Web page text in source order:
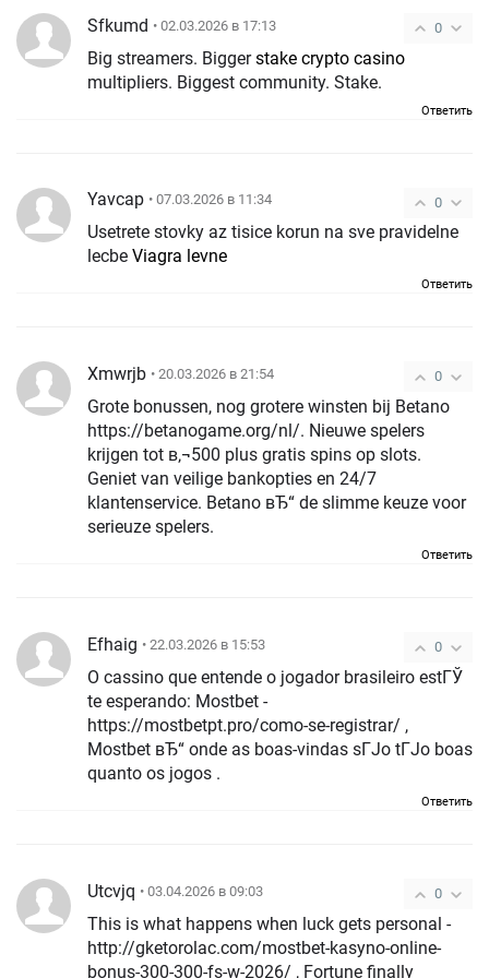
0
Sfkumd • 02.03.2026 в 17:13
Big streamers. Biggerstake crypto casino
multipliers. Biggest community. Stake.
Ответить
0
Yavcap • 07.03.2026 в 11:34
Usetrete stovky az tisice korun na sve pravidelne
lecbe Viagra levne
Ответить
0
Xmwrjb • 20.03.2026 в 21:54
Grote bonussen, nog grotere winsten bij Betano
https://betanogame.org/nl/. Nieuwe spelers
krijgen tot в‚¬500 plus gratis spins op slots.
Geniet van veilige bankopties en 24/7
klantenservice. Betano вЂ“ de slimme keuze voor
serieuze spelers.
Ответить
0
Efhaig • 22.03.2026 в 15:53
O cassino que entende o jogador brasileiro estГЎ
te esperando: Mostbet -
https://mostbetpt.pro/como-se-registrar/ ,
Mostbet вЂ“ onde as boas-vindas sГЈo tГЈo boas
quanto os jogos .
Ответить
0
Utcvjq • 03.04.2026 в 09:03
This is what happens when luck gets personal -
http://gketorolac.com/mostbet-kasyno-online-
bonus-300-300-fs-w-2026/ , Fortune finally